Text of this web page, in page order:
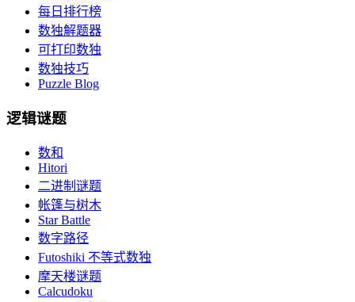
每日排行榜
数独解题器
可打印数独
数独技巧
Puzzle Blog
逻辑谜题
数和
Hitori
二进制谜题
帐篷与树木
Star Battle
数字路径
Futoshiki 不等式数独
摩天楼谜题
Calcudoku